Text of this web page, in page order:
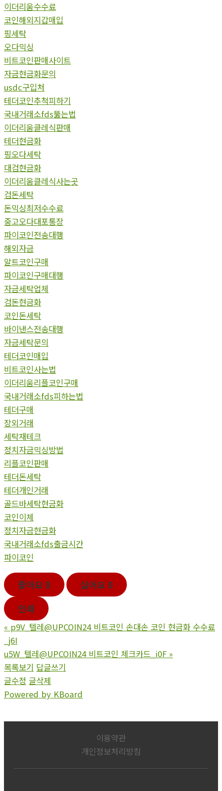
이더리움수수료
코인해외지갑매입
핑세탁
오다믹싱
비트코인판매사이트
자금현금화문의
usdc구입처
테더코인추척피하기
국내거래소fds뚫는법
이더리움클레식판매
테더현금화
핑오다세탁
대검현금화
이더리움클레식사는곳
검돈세탁
돈믹싱최저수수료
중고오다대포통장
파이코인전송대행
해외자금
알트코인구매
파이코인구매대행
자금세탁업체
검돈현금화
코인돈세탁
바이낸스전송대행
자금세탁문의
테더코인매입
비트코인사는법
이더리움리플코인구매
국내거래소fds피하는법
테더구매
장외거래
세탁재테크
정치자금믹싱방법
리플코인판매
테더돈세탁
테더개인거래
골드바세탁현금화
코인이체
정치자금현금화
국내거래소fds출금시간
파이코인
좋아요 0 싫어요 0
인쇄
« p9V_텔레@UPCOIN24 비트코인 손대손 코인 현금화 수수료
_j6I
u5W_텔레@UPCOIN24 비트코인 체크카드_i0F »
목록보기 답글쓰기
글수정 글삭제
Powered by KBoard
이용약관
개인정보처리방침